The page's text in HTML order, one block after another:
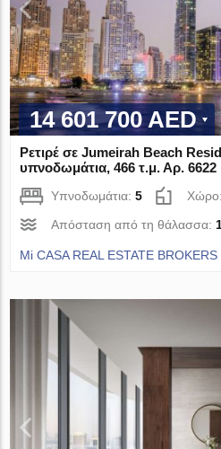
14 601 700 AED
Ρετιρέ σε Jumeirah Beach
υπνοδωμάτια, 466 τ.μ. Αρ. 6622
Υπνοδωμάτια:5
Απόσταση από τη θάλασσα:
Mi CASA REAL ESTATE BROKERS